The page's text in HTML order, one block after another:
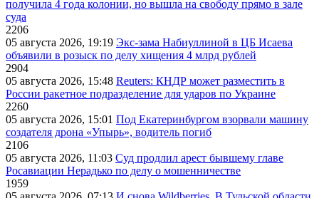
получила 4 года колонии, но вышла на свободу прямо в зале
суда
2206
05 августа 2026, 19:19 Экс-зама Набиуллиной в ЦБ Исаева
объявили в розыск по делу хищения 4 млрд рублей
2904
05 августа 2026, 15:48 Reuters: КНДР может разместить в
России ракетное подразделение для ударов по Украине
2260
05 августа 2026, 15:01 Под Екатеринбургом взорвали машину
создателя дрона «Упырь», водитель погиб
2106
05 августа 2026, 11:03 Суд продлил арест бывшему главе
Росавиации Нерадько по делу о мошенничестве
1959